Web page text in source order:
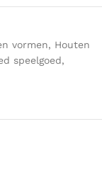
vormen, Houten
speelgoed,